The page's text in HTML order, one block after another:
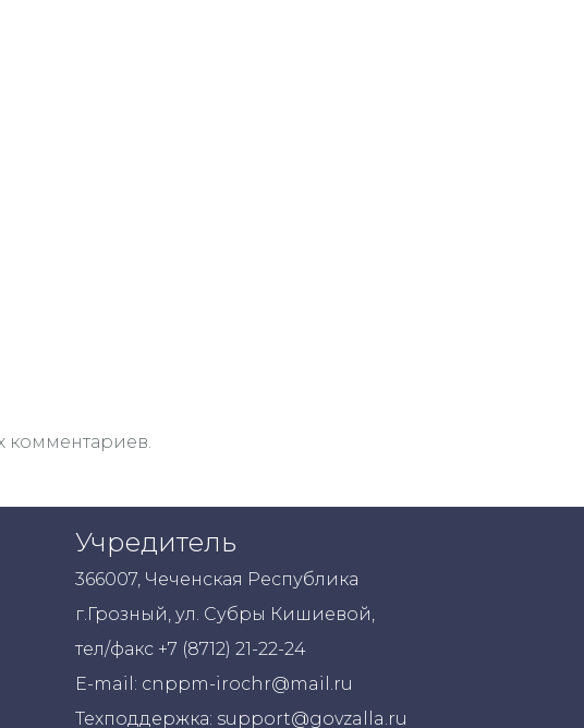
комментариев.
Учредитель
366007, Чеченская Республика
г.Грозный, ул. Субры Кишиевой,
тел/факс +7 (8712) 21-22-24
E-mail: cnppm-irochr@mail.ru
Техподдержка: support@govzalla.ru